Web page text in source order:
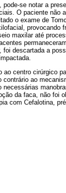
se notar a
O paciente não
o exame de
provocando
maxilar até
foi descartada a
ao centro cirúrgico
contrário ao
necessárias
da faca, não foi
com Cefalotina,